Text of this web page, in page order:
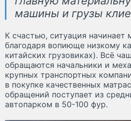
машины и грузы
К счастью, ситуация начинает
благодаря вопиюще низкому
китайских грузовиках). Всё
обращаются начальники и
крупных транспортных
в покупке качественных
обращений поступает из
автопарком в 50-100 фур.